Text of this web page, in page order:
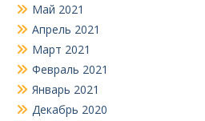
Май 2021
Апрель 2021
Март 2021
Февраль 2021
Январь 2021
Декабрь 2020